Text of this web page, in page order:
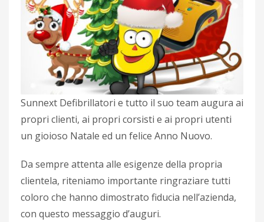
Sunnext Defibrillatori e tutto il suo team augura ai
propri clienti, ai propri corsisti e ai propri utenti
un gioioso Natale ed un felice Anno Nuovo.
Da sempre attenta alle esigenze della propria
clientela, riteniamo importante ringraziare tutti
coloro che hanno dimostrato fiducia nell’azienda,
con questo messaggio d’auguri.